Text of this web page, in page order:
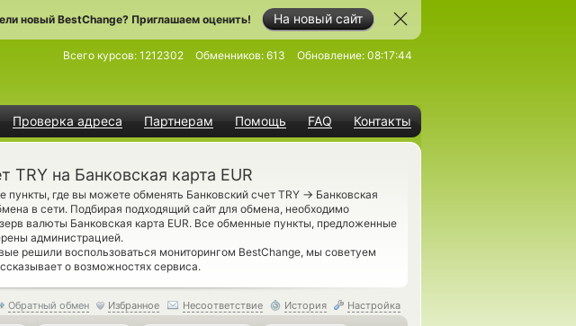
На новый сайт
новый BestChange? Приглашаем оценить!
Проверка адреса Партнерам Помощь FAQ Контакты
Всего курсов: 1212302 Обменников: 613 Обновление: 08:17:44
TRY на Банковская карта EUR
где вы можете обменять Банковский счет TRY → Банковская
в сети. Подбирая подходящий сайт для обмена, необходимо
валюты Банковская карта EUR. Все обменные пункты, предложенные
администрацией.
решили воспользоваться мониторингом BestChange, мы советуем
о возможностях сервиса.
Обратный обмен Избранное Несоответствие История Настройка